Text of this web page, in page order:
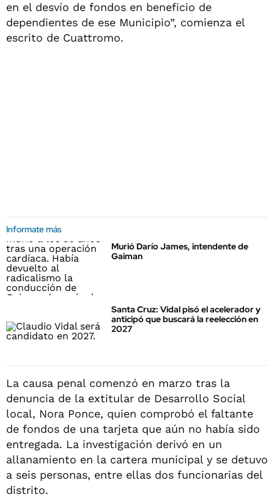
en el desvío de fondos en beneficio de
dependientes de ese Municipio”, comienza el
escrito de Cuattromo.
Informate más
Murió Darío James, intendente de
Gaiman
Santa Cruz: Vidal pisó el acelerador y
anticipó que buscará la reelección en
2027
La causa penal comenzó en marzo tras la
denuncia de la extitular de Desarrollo Social
local, Nora Ponce, quien comprobó el faltante
de fondos de una tarjeta que aún no había sido
entregada. La investigación derivó en un
allanamiento en la cartera municipal y se detuvo
a seis personas, entre ellas dos funcionarias del
distrito.